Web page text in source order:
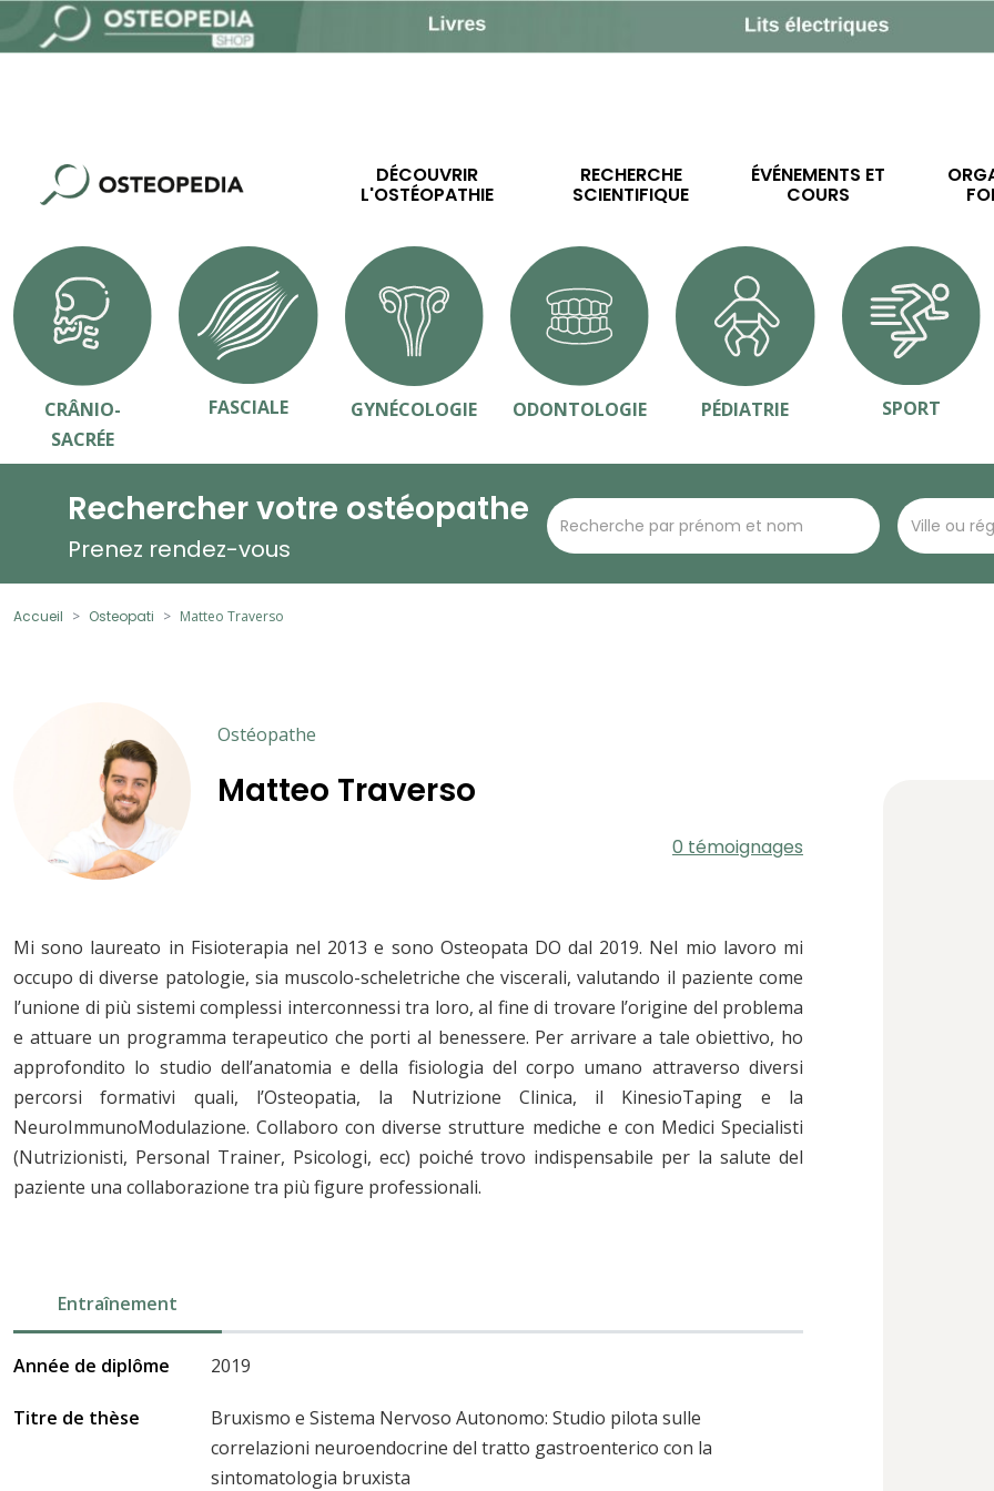
DÉCOUVRIR
L'OSTÉOPATHIE
RECHERCHE
SCIENTIFIQUE
ÉVÉNEMENTS ET
COURS
CRÂNIO-
SACRÉE
FASCIALE GYNÉCOLOGIE ODONTOLOGIE PÉDIATRIE SPORT
Rechercher votre ostéopathe
Prenez rendez-vous
Accueil Osteopati Matteo Traverso
Ostéopathe
Matteo Traverso
0 témoignages
Mi sono laureato in Fisioterapia nel 2013 e sono Osteopata DO dal 2019. Nel mio lavoro mi
occupo di diverse patologie, sia muscolo-scheletriche che viscerali, valutando il paziente come
l’unione di più sistemi complessi interconnessi tra loro, al fine di trovare l’origine del problema
e attuare un programma terapeutico che porti al benessere. Per arrivare a tale obiettivo, ho
approfondito lo studio dell’anatomia e della fisiologia del corpo umano attraverso diversi
percorsi formativi quali, l’Osteopatia, la Nutrizione Clinica, il KinesioTaping e la
NeuroImmunoModulazione. Collaboro con diverse strutture mediche e con Medici Specialisti
(Nutrizionisti, Personal Trainer, Psicologi, ecc) poiché trovo indispensabile per la salute del
paziente una collaborazione tra più figure professionali.
Entraînement
Année de diplôme 2019
Titre de thèse
Bruxismo e Sistema Nervoso Autonomo: Studio pilota sulle
correlazioni neuroendocrine del tratto gastroenterico con la
sintomatologia bruxista